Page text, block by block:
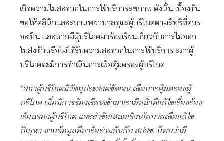
เกิดความไม่สะดวกในการใช้บริการสุขภาพ ดังนั้น เบื้องต้น
ขอให้คลินิกและสถานพยาบาลดูแลผู้บริโภคตามสิทธิที่ควร
จะเป็น และหากมีผู้บริโภคมาร้องเรียนเกี่ยวกับการไม่ออก
ใบส่งตัวหรือไม่ได้รับความสะดวกในการใช้บริการ สภาผู้
บริโภคจะมีการดำเนินการเพื่อคุ้มครองผู้บริโภค
“สภาผู้บริโภคมีวัตถุประสงค์ชัดเจน เพื่อการคุ้มครองผู้
บริโภค เมื่อมีการร้องเรียนเข้ามาเรามีหน้าที่แก้ไขเรื่องร้อง
เรียนของผู้บริโภค และทำข้อเสนอเชิงนโยบายเพื่อแก้ไข
ปัญหา จากข้อมูลที่หารือร่วมกันกับ สปสช. ก็พบว่ามี